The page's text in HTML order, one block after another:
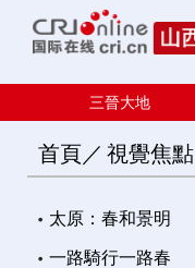
三晉大地
首頁／ 視覺焦點
太原：春和景明
一路騎行一路春